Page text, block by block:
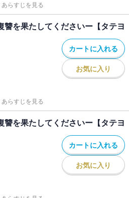
あらすじを見る
讐を果たしてくださいー【タテヨ
カートに入れる
お気に入り
あらすじを見る
讐を果たしてくださいー【タテヨ
カートに入れる
お気に入り